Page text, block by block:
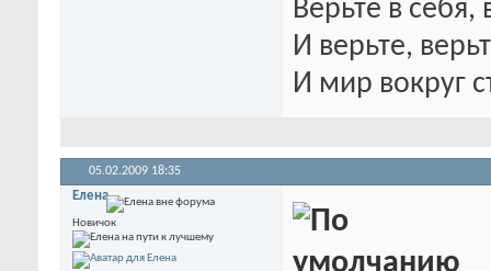
Верьте в себя,
И верьте,
И мир вокруг
05.02.2009 18:35
Елена
Новичок